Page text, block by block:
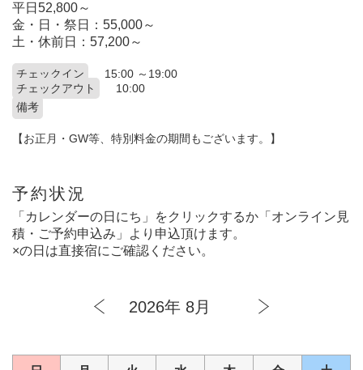
平日52,800～
金・日・祭日：55,000～
土・休前日：57,200～
チェックイン
15:00 ～19:00
チェックアウト
10:00
備考
【お正月・GW等、特別料金の期間もございます。】
予約状況
「カレンダーの日にち」をクリックするか「オンライン見
積・ご予約申込み」より申込頂けます。
×の日は直接宿にご確認ください。
2026年 8月